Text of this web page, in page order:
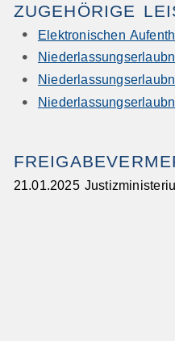
ZUGEHÖRIGE
Elektronischen
21.01.2025